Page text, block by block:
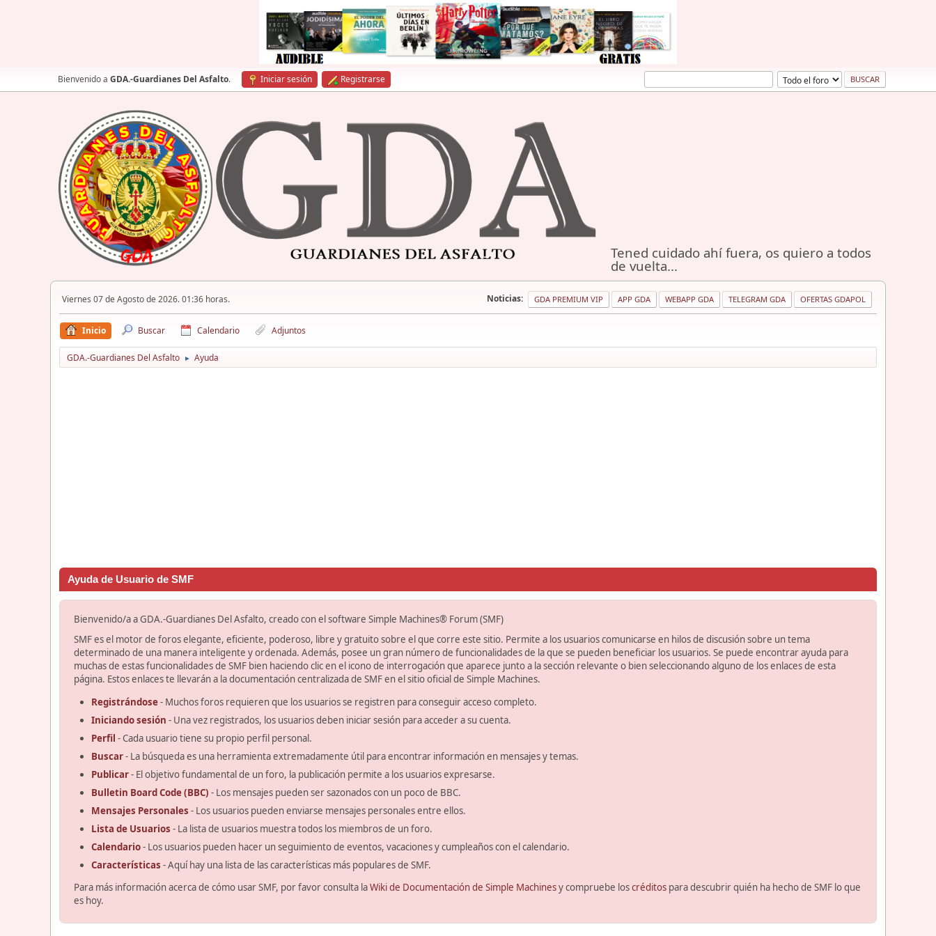
Bienvenido a GDA.-Guardianes Del Asfalto. Iniciar sesión Registrarse
Tened cuidado ahí fuera, os quiero a todos
de vuelta...
Viernes 07 de Agosto de 2026. 01:36 horas. Noticias: GDA PREMIUM VIP APP GDA WEBAPP GDA TELEGRAM GDA OFERTAS GDAPOL
Inicio Buscar Calendario Adjuntos
GDA.-Guardianes Del Asfalto ► Ayuda
Ayuda de Usuario de SMF
Bienvenido/a a GDA.-Guardianes Del Asfalto, creado con el software Simple Machines® Forum (SMF)
SMF es el motor de foros elegante, eficiente, poderoso, libre y gratuito sobre el que corre este sitio. Permite a los usuarios comunicarse en hilos de discusión sobre un tema
determinado de una manera inteligente y ordenada. Además, posee un gran número de funcionalidades de la que se pueden beneficiar los usuarios. Se puede encontrar ayuda para
muchas de estas funcionalidades de SMF bien haciendo clic en el icono de interrogación que aparece junto a la sección relevante o bien seleccionando alguno de los enlaces de esta
página. Estos enlaces te llevarán a la documentación centralizada de SMF en el sitio oficial de Simple Machines.
Registrándose- Muchos foros requieren que los usuarios se registren para conseguir acceso completo.
Iniciando sesión - Una vez registrados, los usuarios deben iniciar sesión para acceder a su cuenta.
Perfil - Cada usuario tiene su propio perfil personal.
Buscar- La búsqueda es una herramienta extremadamente útil para encontrar información en mensajes y temas.
Publicar- El objetivo fundamental de un foro, la publicación permite a los usuarios expresarse.
Bulletin Board Code (BBC) - Los mensajes pueden ser sazonados con un poco de BBC.
Mensajes Personales - Los usuarios pueden enviarse mensajes personales entre ellos.
Lista de Usuarios - La lista de usuarios muestra todos los miembros de un foro.
Calendario- Los usuarios pueden hacer un seguimiento de eventos, vacaciones y cumpleaños con el calendario.
Características - Aquí hay una lista de las características más populares de SMF.
Para más información acerca de cómo usar SMF, por favor consulta laWiki de Documentación de Simple Machinesy compruebe loscréditos para descubrir quién ha hecho de SMF lo que
es hoy.